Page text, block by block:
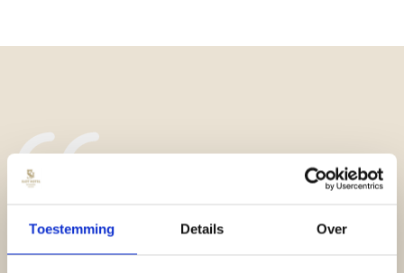
Toestemming Details Over
WE HADDEN MET ONZE
VRIENDENGROEP EEN